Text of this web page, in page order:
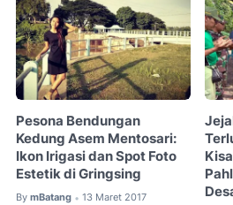
Pesona Bendungan
Kedung Asem Mentosari:
Ikon Irigasi dan Spot Foto
Estetik di Gringsing
By mBatang • 13 Maret 2017